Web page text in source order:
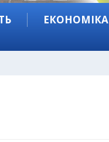
ЕКОНОМІКА